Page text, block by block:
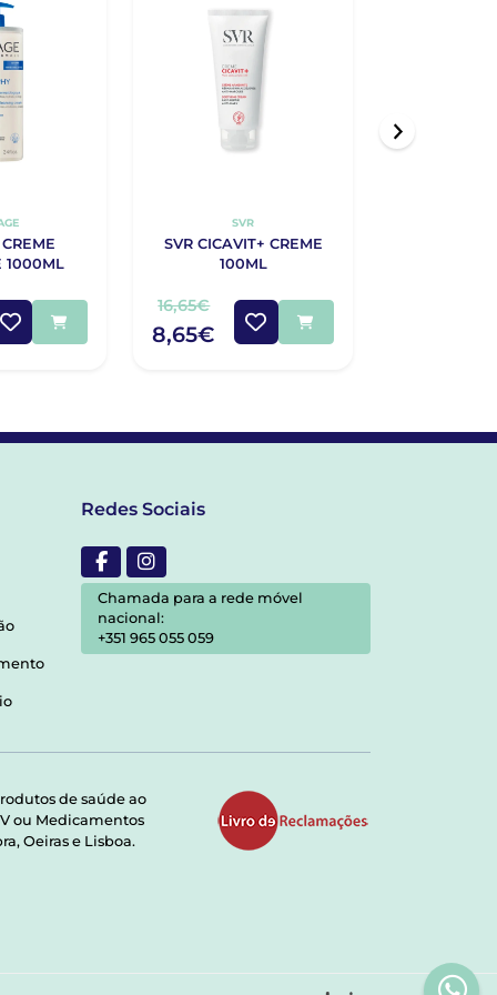
1000ML
SVR
SVR CICAVIT+ CREME
100ML
16,65€
8,65€
Redes Sociais
Chamada para a rede móvel
nacional:
+351 965 055 059
de saúde ao
ou Medicamentos
Oeiras e Lisboa.